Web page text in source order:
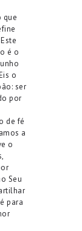
que
é o
o
ser
por
de fé
a
o
Seu
para